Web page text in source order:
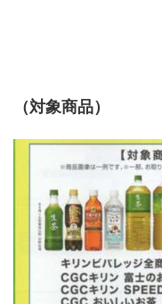
（対象商品）